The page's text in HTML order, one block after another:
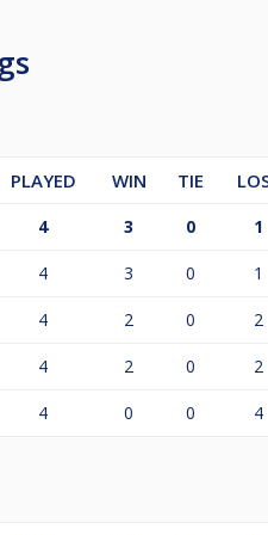
über Cuescore
Turnier kommt, darf
PLAYED WIN TIE
4 3 0 1
4 3 0 1
4 2 0 2
4 2 0 2
4 0 0 4